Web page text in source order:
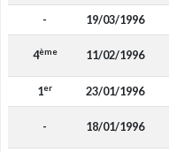
- 19/03/1996
4ème 11/02/1996
1er 23/01/1996
- 18/01/1996